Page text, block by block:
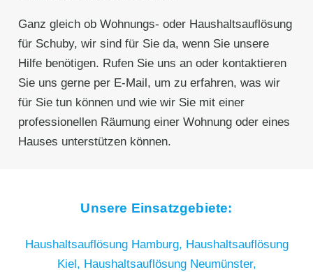
Ganz gleich ob Wohnungs- oder Haushaltsauflösung
für Schuby, wir sind für Sie da, wenn Sie unsere
Hilfe benötigen. Rufen Sie uns an oder kontaktieren
Sie uns gerne per E-Mail, um zu erfahren, was wir
für Sie tun können und wie wir Sie mit einer
professionellen Räumung einer Wohnung oder eines
Hauses unterstützen können.
Unsere Einsatzgebiete:
Haushaltsauflösung Hamburg, Haushaltsauflösung
Kiel, Haushaltsauflösung Neumünster,